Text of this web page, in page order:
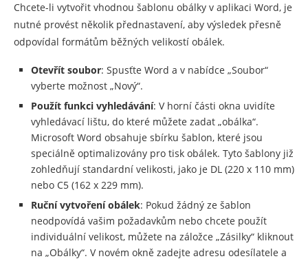
Chcete-li vytvořit vhodnou šablonu obálky v aplikaci Word, je
nutné provést několik přednastavení, aby výsledek přesně
odpovídal formátům běžných velikostí obálek.
Otevřít soubor: Spusťte Word a v nabídce „Soubor“
vyberte možnost „Nový“.
Použít funkci vyhledávání: V horní části okna uvidíte
vyhledávací lištu, do které můžete zadat „obálka“.
Microsoft Word obsahuje sbírku šablon, které jsou
speciálně optimalizovány pro tisk obálek. Tyto šablony již
zohledňují standardní velikosti, jako je DL (220 x 110 mm)
nebo C5 (162 x 229 mm).
Ruční vytvoření obálek: Pokud žádný ze šablon
neodpovídá vašim požadavkům nebo chcete použít
individuální velikost, můžete na záložce „Zásilky“ kliknout
na „Obálky“. V novém okně zadejte adresu odesílatele a